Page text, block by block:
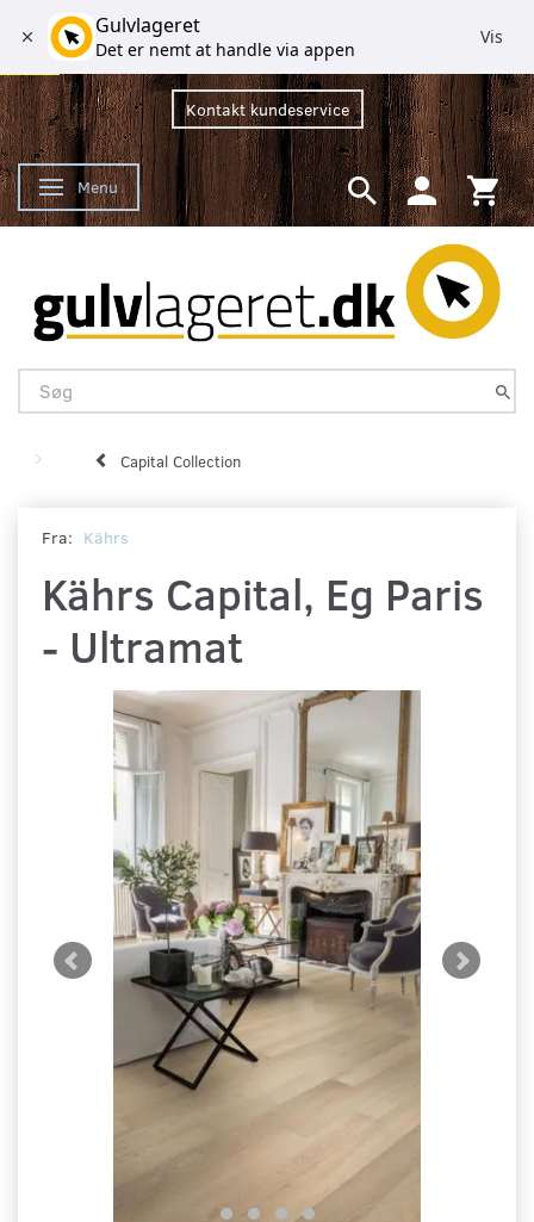
Kontakt kundeservice
Skifte navigation
Menu
Capital Collection
Fra: Kährs
Kährs Capital, Eg Paris
- Ultramat
Gulvlageret
Det er nemt at handle via appen
Vis